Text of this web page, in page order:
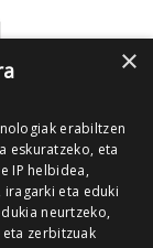
×
erabiltzen
eskuratzeko, eta
IP helbidea,
eta eduki
neurtzeko,
zerbitzuak